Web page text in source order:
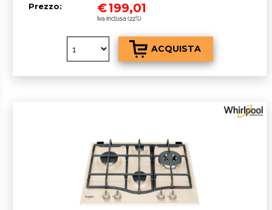
Prezzo: €199,01
Iva inclusa (22%)